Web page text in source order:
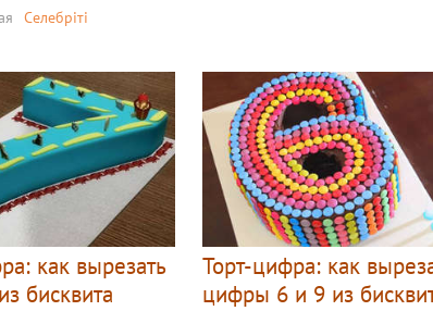
Селебріті
как вырезать
бисквита
Торт-цифра: как
цифры 6 и 9 из